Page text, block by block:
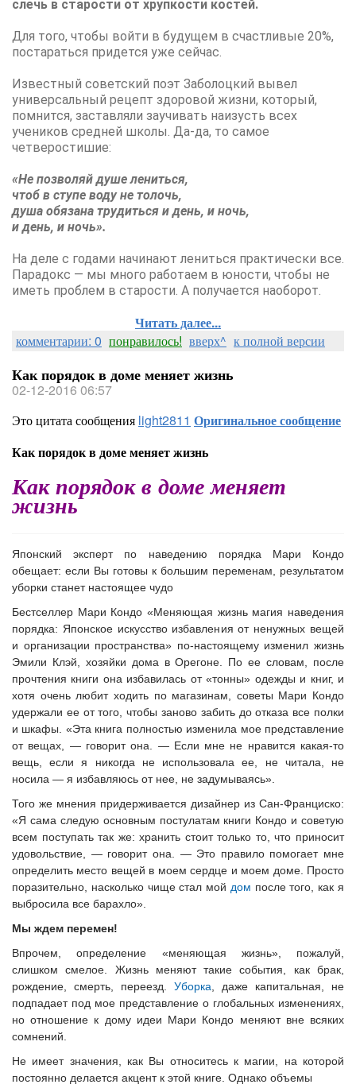
слечь в старости от хрупкости костей.
Для того, чтобы войти в будущем в счастливые 20%,
постараться придется уже сейчас.
Известный советский поэт Заболоцкий вывел
универсальный рецепт здоровой жизни, который,
помнится, заставляли заучивать наизусть всех
учеников средней школы. Да-да, то самое
четверостишие:
«Не позволяй душе лениться,
чтоб в ступе воду не толочь,
душа обязана трудиться и день, и ночь,
и день, и ночь».
На деле с годами начинают лениться практически все.
Парадокс — мы много работаем в юности, чтобы не
иметь проблем в старости. А получается наоборот.
Читать далее...
комментарии: 0 понравилось! вверх^ к полной версии
Как порядок в доме меняет жизнь
02-12-2016 06:57
Это цитата сообщения light2811 Оригинальное сообщение
Как порядок в доме меняет жизнь
Как порядок в доме меняет
жизнь
Японский эксперт по наведению порядка Мари Кондо
обещает: если Вы готовы к большим переменам, результатом
уборки станет настоящее чудо
Бестселлер Мари Кондо «Меняющая жизнь магия наведения
порядка: Японское искусство избавления от ненужных вещей
и организации пространства» по-настоящему изменил жизнь
Эмили Клэй, хозяйки дома в Орегоне. По ее словам, после
прочтения книги она избавилась от «тонны» одежды и книг, и
хотя очень любит ходить по магазинам, советы Мари Кондо
удержали ее от того, чтобы заново забить до отказа все полки
и шкафы. «Эта книга полностью изменила мое представление
от вещах, — говорит она. — Если мне не нравится какая-то
вещь, если я никогда не использовала ее, не читала, не
носила — я избавляюсь от нее, не задумываясь».
Того же мнения придерживается дизайнер из Сан-Франциско:
«Я сама следую основным постулатам книги Кондо и советую
всем поступать так же: хранить стоит только то, что приносит
удовольствие, — говорит она. — Это правило помогает мне
определить место вещей в моем сердце и моем доме. Просто
поразительно, насколько чище стал мой дом после того, как я
выбросила все барахло».
Мы ждем перемен!
Впрочем, определение «меняющая жизнь», пожалуй,
слишком смелое. Жизнь меняют такие события, как брак,
рождение, смерть, переезд. Уборка , даже капитальная, не
подпадает под мое представление о глобальных изменениях,
но отношение к дому идеи Мари Кондо меняют вне всяких
сомнений.
Не имеет значения, как Вы относитесь к магии, на которой
постоянно делается акцент к этой книге. Однако объемы